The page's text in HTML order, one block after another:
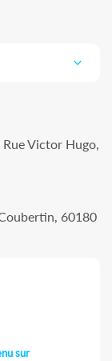
Victor Hugo,
60180
sur